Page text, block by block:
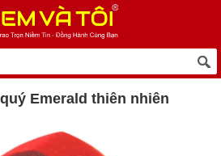
Emerald thiên nhiên